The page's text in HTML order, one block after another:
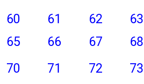
60
61 62 63
65
66 67 68
70
71 72 73